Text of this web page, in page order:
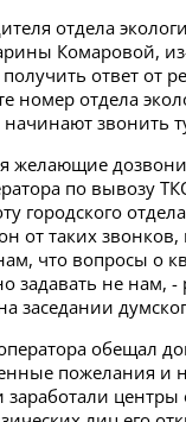
отдела
Комаровой, из-
ответ от
номер отдела
звонить
желающие
по вывозу
городского
от таких
что вопросы о
задавать не нам, -
заседании
обещал
пожелания и